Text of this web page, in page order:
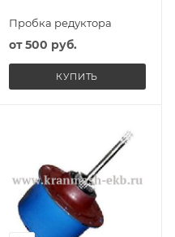
Пробка редуктора
от500 руб.
КУПИТЬ